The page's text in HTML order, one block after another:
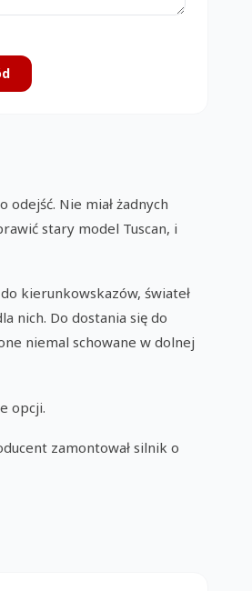
Nie miał żadnych
stary model Tuscan, i
kierunkowskazów, świateł
nich. Do dostania się do
niemal schowane w dolnej
opcji.
zamontował silnik o